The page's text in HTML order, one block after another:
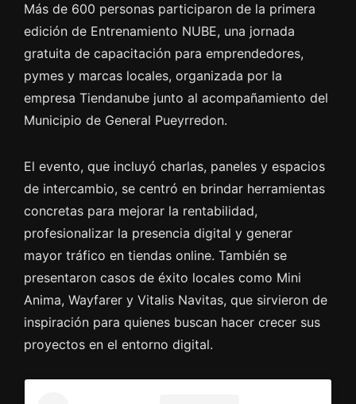
Más de 600 personas participaron de la primera
edición de Entrenamiento NUBE, una jornada
gratuita de capacitación para emprendedores,
pymes y marcas locales, organizada por la
empresa Tiendanube junto al acompañamiento del
Municipio de General Pueyrredon.
El evento, que incluyó charlas, paneles y espacios
de intercambio, se centró en brindar herramientas
concretas para mejorar la rentabilidad,
profesionalizar la presencia digital y generar
mayor tráfico en tiendas online. También se
presentaron casos de éxito locales como Mini
Anima, Wayfarer y Vitalis Navitas, que sirvieron de
inspiración para quienes buscan hacer crecer sus
proyectos en el entorno digital.